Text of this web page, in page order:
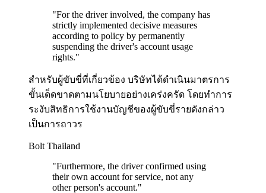
"For the driver involved, the company has
strictly implemented decisive measures
according to policy by permanently
suspending the driver's account usage
rights."
สำหรับผู้ขับขี่ที่เกี่ยวข้อง บริษัทได้ดำเนินมาตรการ
ขั้นเด็ดขาดตามนโยบายอย่างเคร่งครัด โดยทำการ
ระงับสิทธิการใช้งานบัญชีของผู้ขับขี่รายดังกล่าว
เป็นการถาวร
Bolt Thailand
"Furthermore, the driver confirmed using
their own account for service, not any
other person's account."